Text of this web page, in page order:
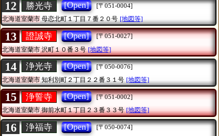
12 勝光寺 [Open]
[〒051-0004]
北海道室蘭市母恋北町１丁目７番２０号 [地図等]
13 證誠寺 [Open]
[〒051-0027]
北海道室蘭市沢町１０番３号 [地図等]
14 浄光寺 [Open]
[〒050-0076]
北海道室蘭市 知利別町２丁目２２番３１号 [地図等]
15 浄誓寺 [Open]
[〒051-0002]
北海道室蘭市御前水町１丁目２３番３３号 [地図等]
16 浄福寺 [Open]
[〒050-0074]